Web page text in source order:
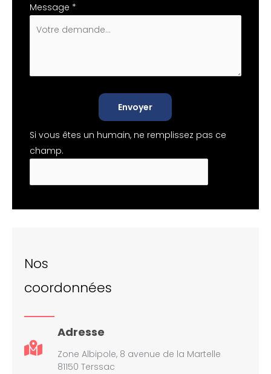
Message *
Envoyer
Si vous êtes un humain, ne remplissez pas ce
champ.
Nos
coordonnées
Adresse
Zone Albipole, 8 avenue de la Martelle
81150 Terssac